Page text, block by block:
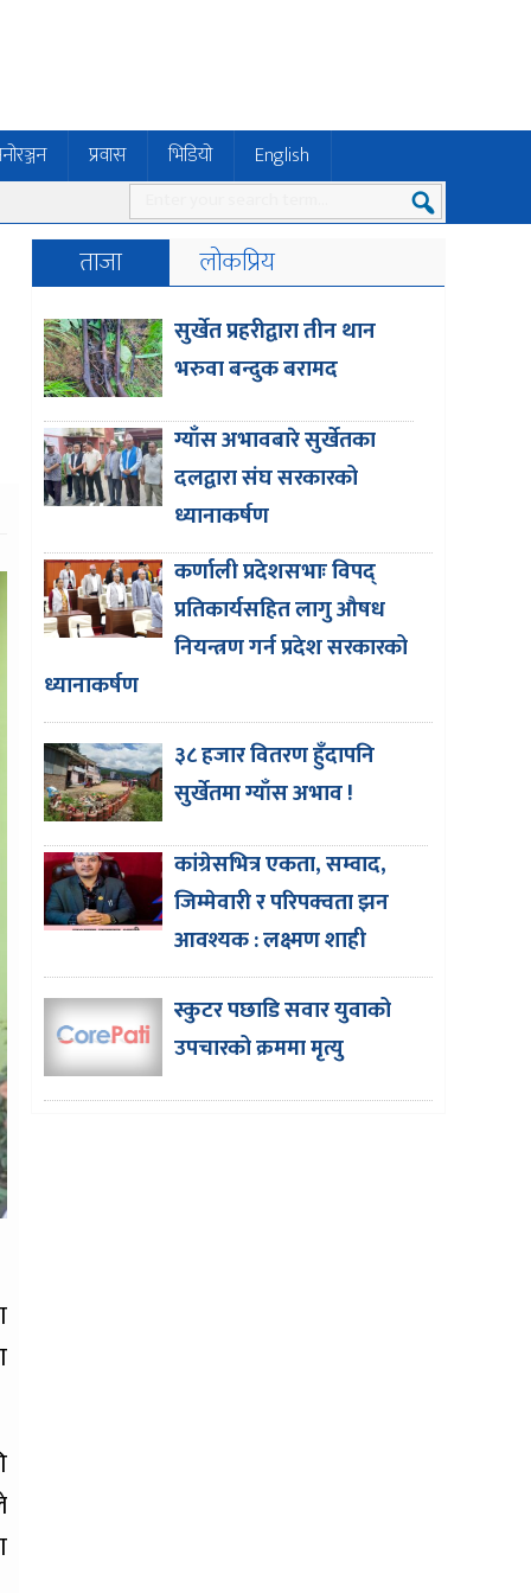
प्रवास भिडियो English
ताजा लोकप्रिय
सुर्खेत प्रहरीद्वारा तीन थान
भरुवा बन्दुक बरामद
ग्याँस अभावबारे सुर्खेतका
दलद्वारा संघ सरकारको
ध्यानाकर्षण
कर्णाली प्रदेशसभाः विपद्
प्रतिकार्यसहित लागु औषध
नियन्त्रण गर्न प्रदेश सरकारको
ध्यानाकर्षण
३८ हजार वितरण हुँदापनि
सुर्खेतमा ग्याँस अभाव !
कांग्रेसभित्र एकता, सम्वाद,
जिम्मेवारी र परिपक्वता झन
आवश्यक : लक्ष्मण शाही
स्कुटर पछाडि सवार युवाको
उपचारको क्रममा मृत्यु